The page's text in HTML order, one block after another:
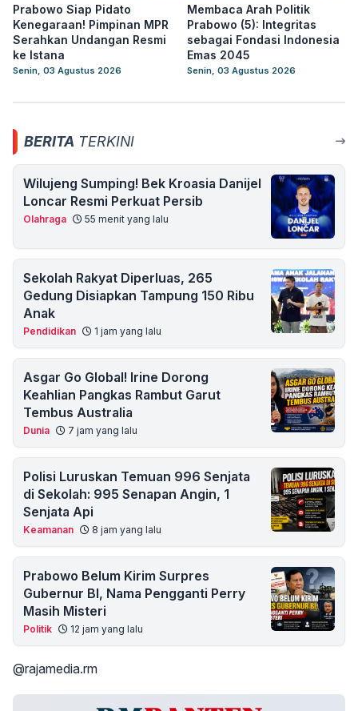
Prabowo Siap Pidato
Kenegaraan! Pimpinan MPR
Serahkan Undangan Resmi
ke Istana
Senin, 03 Agustus 2026
Membaca Arah Politik
Prabowo (5): Integritas
sebagai Fondasi Indonesia
Emas 2045
Senin, 03 Agustus 2026
BERITA TERKINI
Wilujeng Sumping! Bek Kroasia Danijel
Loncar Resmi Perkuat Persib
Olahraga 55 menit yang lalu
Sekolah Rakyat Diperluas, 265
Gedung Disiapkan Tampung 150 Ribu
Anak
Pendidikan 1 jam yang lalu
Asgar Go Global! Irine Dorong
Keahlian Pangkas Rambut Garut
Tembus Australia
Dunia 7 jam yang lalu
Polisi Luruskan Temuan 996 Senjata
di Sekolah: 995 Senapan Angin, 1
Senjata Api
Keamanan 8 jam yang lalu
Prabowo Belum Kirim Surpres
Gubernur BI, Nama Pengganti Perry
Masih Misteri
Politik 12 jam yang lalu
@rajamedia.rm